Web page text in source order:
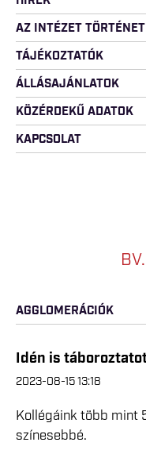
AZ INTÉZET
TÁJÉKOZTATÓK
ÁLLÁSAJÁNLATOK
KÖZÉRDEKŰ ADATOK
KAPCSOLAT
AGGLOMERÁCIÓK
Idén is
2023-08-15 13:18
Kollégáink több mint
színesebbé.